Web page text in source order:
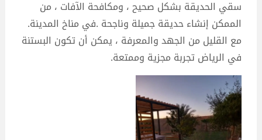
سقي الحديقة بشكل صحيح ، ومكافحة الآفات ، من
الممكن إنشاء حديقة جميلة وناجحة .في مناخ المدينة.
مع القليل من الجهد والمعرفة ، يمكن أن تكون البستنة
في الرياض تجربة مجزية وممتعة.